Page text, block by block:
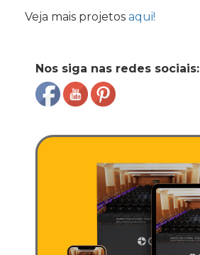
Veja mais projetos aqui!
Nos siga nas redes sociais: